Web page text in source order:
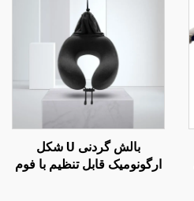
بالش گردنی U شکل
ارگونومیک قابل تنظیم با فوم